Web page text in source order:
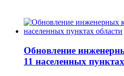
Обновление
11 населенных